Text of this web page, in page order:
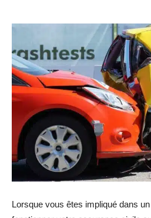
Lorsque vous êtes impliqué dans